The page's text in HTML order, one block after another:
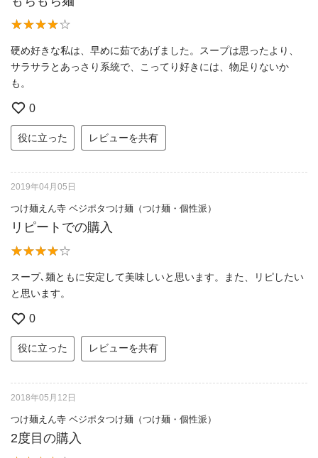
硬め好きな私は、早めに茹であげました。スープは思ったより、
サラサラとあっさり系統で、こってり好きには、物足りないか
も。
0
役に立った レビューを共有
2019年04月05日
つけ麺えん寺 ベジポタつけ麺（つけ麺・個性派）
リピートでの購入
スープ､麺ともに安定して美味しいと思います。また、リピしたい
と思います。
0
役に立った レビューを共有
2018年05月12日
つけ麺えん寺 ベジポタつけ麺（つけ麺・個性派）
2度目の購入